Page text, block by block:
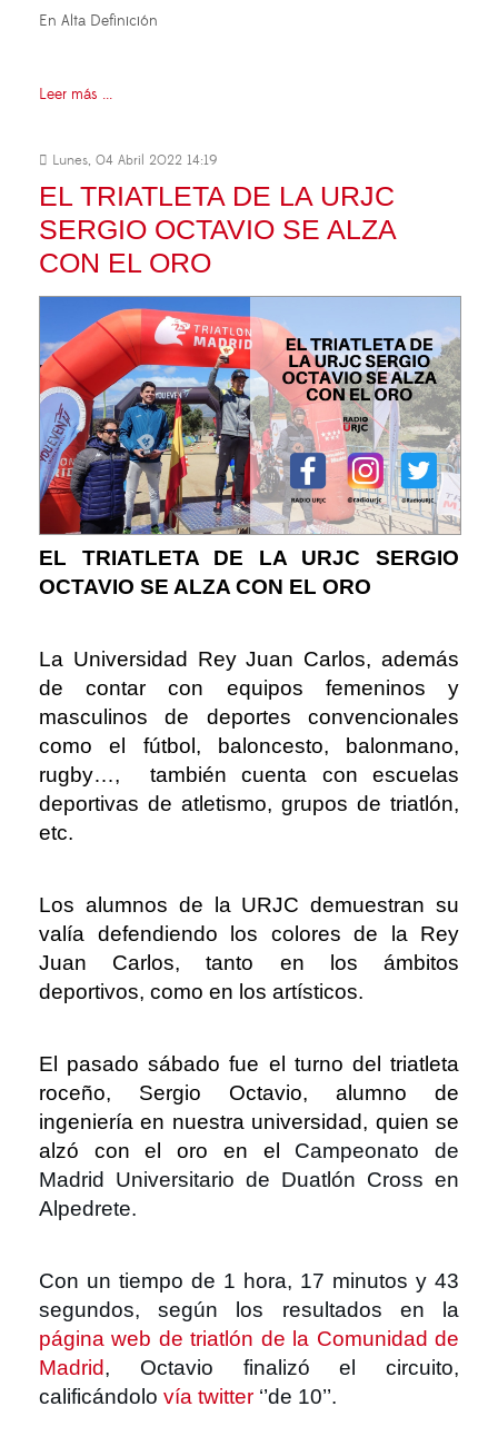
En Alta Definición
Leer más ...
Lunes, 04 Abril 2022 14:19
EL TRIATLETA DE LA URJC
SERGIO OCTAVIO SE ALZA
CON EL ORO
EL TRIATLETA DE LA URJC SERGIO
OCTAVIO SE ALZA CON EL ORO
La Universidad Rey Juan Carlos, además
de contar con equipos femeninos y
masculinos de deportes convencionales
como el fútbol, baloncesto, balonmano,
rugby…, también cuenta con escuelas
deportivas de atletismo, grupos de triatlón,
etc.
Los alumnos de la URJC demuestran su
valía defendiendo los colores de la Rey
Juan Carlos, tanto en los ámbitos
deportivos, como en los artísticos.
El pasado sábado fue el turno del triatleta
roceño, Sergio Octavio, alumno de
ingeniería en nuestra universidad, quien se
alzó con el oro en el Campeonato de
Madrid Universitario de Duatlón Cross en
Alpedrete.
Con un tiempo de 1 hora, 17 minutos y 43
segundos, según los resultados en la
página web de triatlón de la Comunidad de
Madrid, Octavio finalizó el circuito,
calificándolo vía twitter ‘’de 10’’.